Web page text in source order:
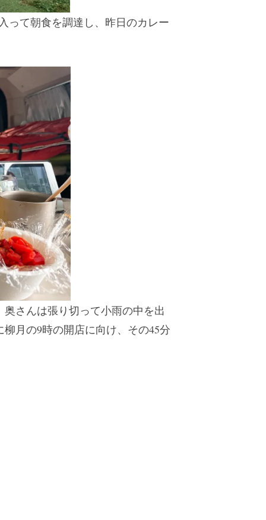
って朝食を調達し、昨日のカレー
さんは張り切って小雨の中を出
月の9時の開店に向け、その45分